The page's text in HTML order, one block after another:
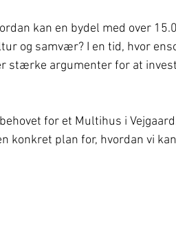
kan en bydel med over
og samvær? I en tid, hvor
stærke argumenter for at
for et Multihus i
konkret plan for, hvordan vi